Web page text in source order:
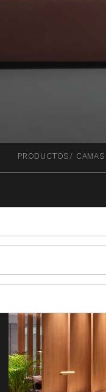
PRODUCTOS